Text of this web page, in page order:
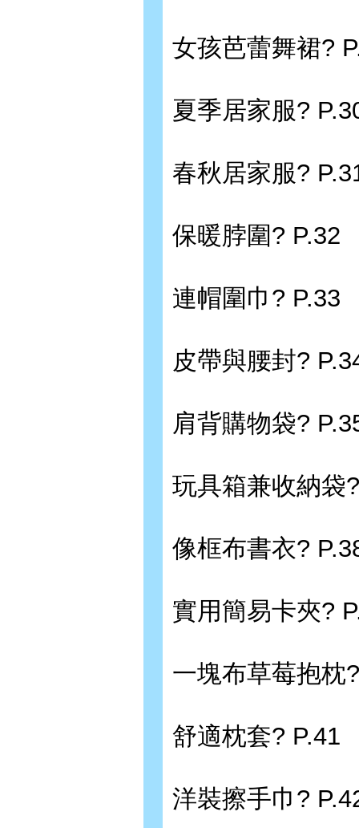
女孩芭蕾舞裙?
夏季居家服?
春秋居家服?
保暖脖圍? P.32
連帽圍巾? P.33
皮帶與腰封?
肩背購物袋?
玩具箱兼收納袋
像框布書衣?
實用簡易卡夾?
一塊布草莓抱枕
舒適枕套? P.41
洋裝擦手巾?